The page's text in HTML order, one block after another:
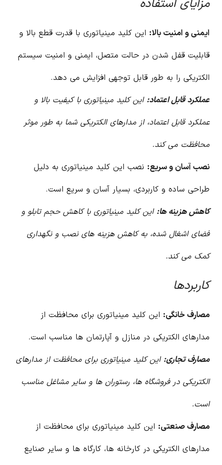
مزایای استفاده
ایمنی و امنیت بالا: این کلید مینیاتوری با قدرت قطع بالا و
قابلیت قفل شدن در حالت متصل، ایمنی و امنیت سیستم
الکتریکی را به طور قابل توجهی افزایش می دهد.
عملکرد قابل اعتماد: این کلید مینیاتوری با کیفیت بالا و
عملکرد قابل اعتماد، از مدارهای الکتریکی شما به طور موثر
محافظت می کند.
نصب آسان و سریع: نصب این کلید مینیاتوری به دلیل
طراحی ساده و کاربردی، بسیار آسان و سریع است.
کاهش هزینه ها: این کلید مینیاتوری با کاهش حجم تابلو و
فضای اشغال شده، به کاهش هزینه های نصب و نگهداری
کمک می کند.
کاربردها
مصارف خانگی: این کلید مینیاتوری برای محافظت از
مدارهای الکتریکی در منازل و آپارتمان ها مناسب است.
مصارف تجاری: این کلید مینیاتوری برای محافظت از مدارهای
الکتریکی در فروشگاه ها، رستوران ها و سایر مشاغل مناسب
است.
مصارف صنعتی: این کلید مینیاتوری برای محافظت از
مدارهای الکتریکی در کارخانه ها، کارگاه ها و سایر صنایع